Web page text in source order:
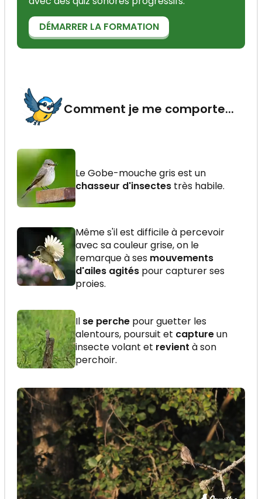
DÉMARRER LA FORMATION
Comment je me comporte...
Le Gobe-mouche gris est un
chasseur d'insectes très habile.
Même s'il est difficile à percevoir
avec sa couleur grise, on le
remarque à ses mouvements
d'ailes agités pour capturer ses
proies.
Il se perche pour guetter les
alentours, poursuit et captureun
insecte volant et revient à son
perchoir.